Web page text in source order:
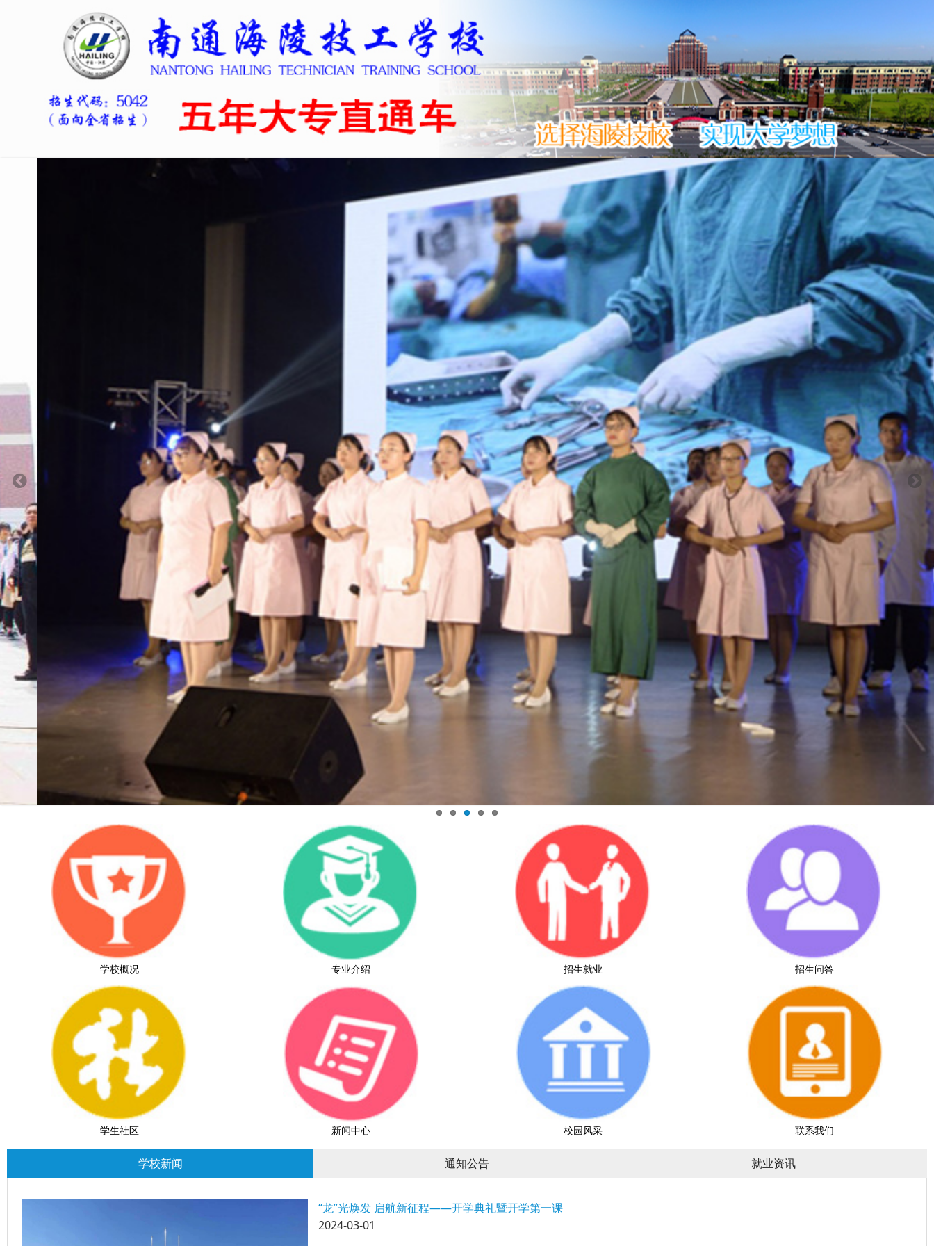
学校概况 专业介绍 招生就业 招生问答
学生社区 新闻中心 校园风采 联系我们
学校新闻 通知公告 就业资讯
“龙”光焕发 启航新征程——开学典礼暨开学第一课
2024-03-01